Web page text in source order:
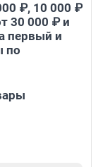
₽, 10 000 ₽
30 000 ₽ и
первый и
по